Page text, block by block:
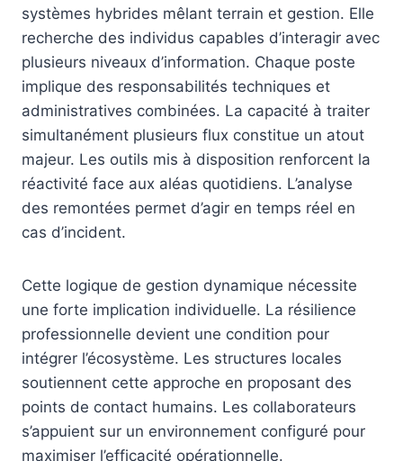
systèmes hybrides mêlant terrain et gestion. Elle
recherche des individus capables d’interagir avec
plusieurs niveaux d’information. Chaque poste
implique des responsabilités techniques et
administratives combinées. La capacité à traiter
simultanément plusieurs flux constitue un atout
majeur. Les outils mis à disposition renforcent la
réactivité face aux aléas quotidiens. L’analyse
des remontées permet d’agir en temps réel en
cas d’incident.
Cette logique de gestion dynamique nécessite
une forte implication individuelle. La résilience
professionnelle devient une condition pour
intégrer l’écosystème. Les structures locales
soutiennent cette approche en proposant des
points de contact humains. Les collaborateurs
s’appuient sur un environnement configuré pour
maximiser l’efficacité opérationnelle.